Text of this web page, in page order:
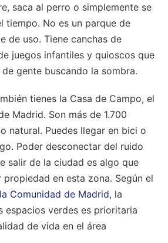
saca al perro o simplemente se
tiempo. No es un parque de
de uso. Tiene canchas de
juegos infantiles y quioscos que
gente buscando la sombra.
tienes la Casa de Campo, el
Madrid. Son más de 1.700
natural. Puedes llegar en bici o
Poder desconectar del ruido
salir de la ciudad es algo que
en esta zona. Según el
Comunidad de Madrid, la
espacios verdes es prioritaria
de vida en el área